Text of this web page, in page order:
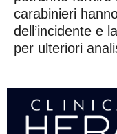
carabinieri
dell’incidente e
per ulteriori